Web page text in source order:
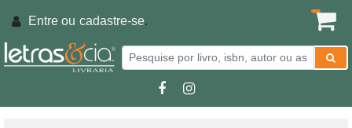
Entre ou cadastre-se.